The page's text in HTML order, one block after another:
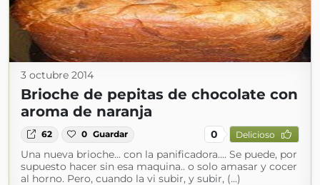
3 octubre 2014
Brioche de pepitas de chocolate con
aroma de naranja
62 0 Guardar 0 Delicioso
Una nueva brioche... con la panificadora.... Se puede, por
supuesto hacer sin esa maquina.. o solo amasar y cocer
al horno. Pero, cuando la vi subir, y subir, (...)